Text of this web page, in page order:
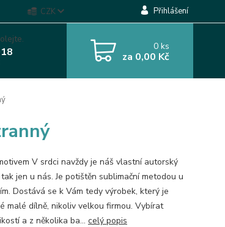
CZK Přihlášení
0ks
za 0,00 Kč
V srdci navždy je náš vlastní autorský
jen u nás. Je potištěn sublimační metodou u
Dostává se k Vám tedy výrobek, který je
malé dílně, nikoliv velkou firmou. Vybírat
a z několika ba... celý popis